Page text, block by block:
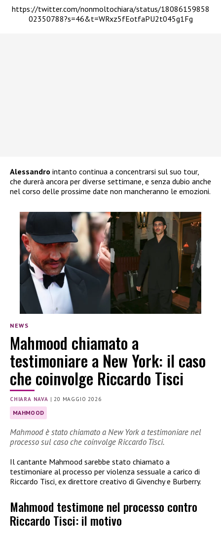
https://twitter.com/nonmoltochiara/status/18086159858
02350788?s=46&t=WRxz5fEotfaPU2t045g1Fg
Alessandro intanto continua a concentrarsi sul suo tour,
che durerà ancora per diverse settimane, e senza dubio anche
nel corso delle prossime date non mancheranno le emozioni.
NEWS
Mahmood chiamato a
testimoniare a New York: il caso
che coinvolge Riccardo Tisci
CHIARA NAVA | 20 MAGGIO 2026
MAHMOOD
Mahmood è stato chiamato a New York a testimoniare nel
processo sul caso che coinvolge Riccardo Tisci.
Il cantante Mahmood sarebbe stato chiamato a
testimoniare al processo per violenza sessuale a carico di
Riccardo Tisci, ex direttore creativo di Givenchy e Burberry.
Mahmood testimone nel processo contro
Riccardo Tisci: il motivo